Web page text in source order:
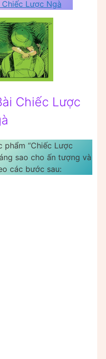
Chiếc Lược Ngà
Chiếc Lược
“Chiếc Lược
sao cho ấn tượng và
các bước sau: